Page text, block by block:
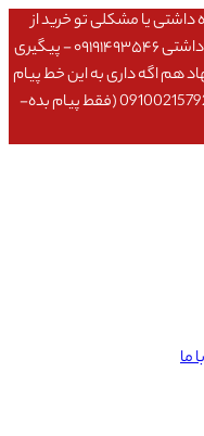
یا مشکلی تو خرید از
سایت ۰۹۱۰۹۸۰۸۵۶۵- مشکلی بعد از خریدت داشتی ۰۹۱۹۱۴۹۳۵۴۶ - پیگیری
یا پیشنهاد هم اگه داری به این خط پیام
بده مستقیم میره تو صندوق پیام مدیرعامل 09100215792 (فقط پیام بده-
ما